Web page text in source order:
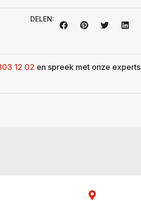
DELEN:
12 02 en spreek met onze experts